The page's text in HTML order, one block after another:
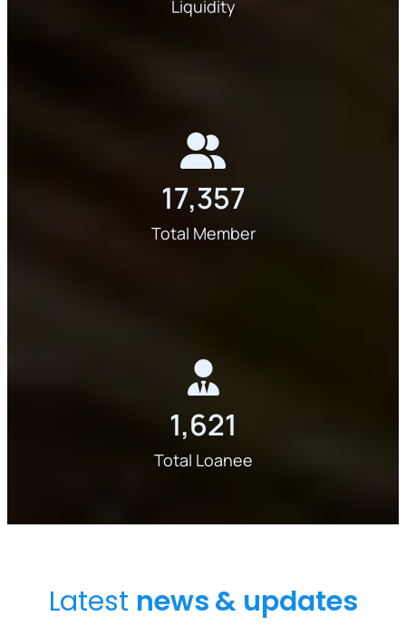
Liquidity
17,357
Total Member
1,621
Total Loanee
Latest news & updates